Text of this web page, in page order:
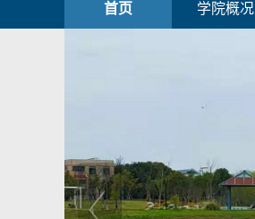
首页 学院概况